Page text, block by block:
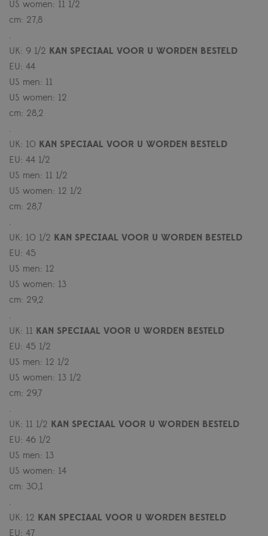
US women: 11 1/2
cm: 27,8
.
UK: 9 1/2 KAN SPECIAAL VOOR U WORDEN BESTELD
EU: 44
US men: 11
US women: 12
cm: 28,2
.
UK: 10 KAN SPECIAAL VOOR U WORDEN BESTELD
EU: 44 1/2
US men: 11 1/2
US women: 12 1/2
cm: 28,7
.
UK: 10 1/2 KAN SPECIAAL VOOR U WORDEN BESTELD
EU: 45
US men: 12
US women: 13
cm: 29,2
.
UK: 11 KAN SPECIAAL VOOR U WORDEN BESTELD
EU: 45 1/2
US men: 12 1/2
US women: 13 1/2
cm: 29,7
.
UK: 11 1/2 KAN SPECIAAL VOOR U WORDEN BESTELD
EU: 46 1/2
US men: 13
US women: 14
cm: 30,1
.
UK: 12 KAN SPECIAAL VOOR U WORDEN BESTELD
EU: 47